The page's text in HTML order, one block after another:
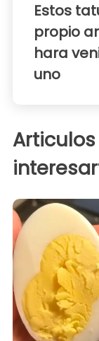
Estos
propio
hara
uno